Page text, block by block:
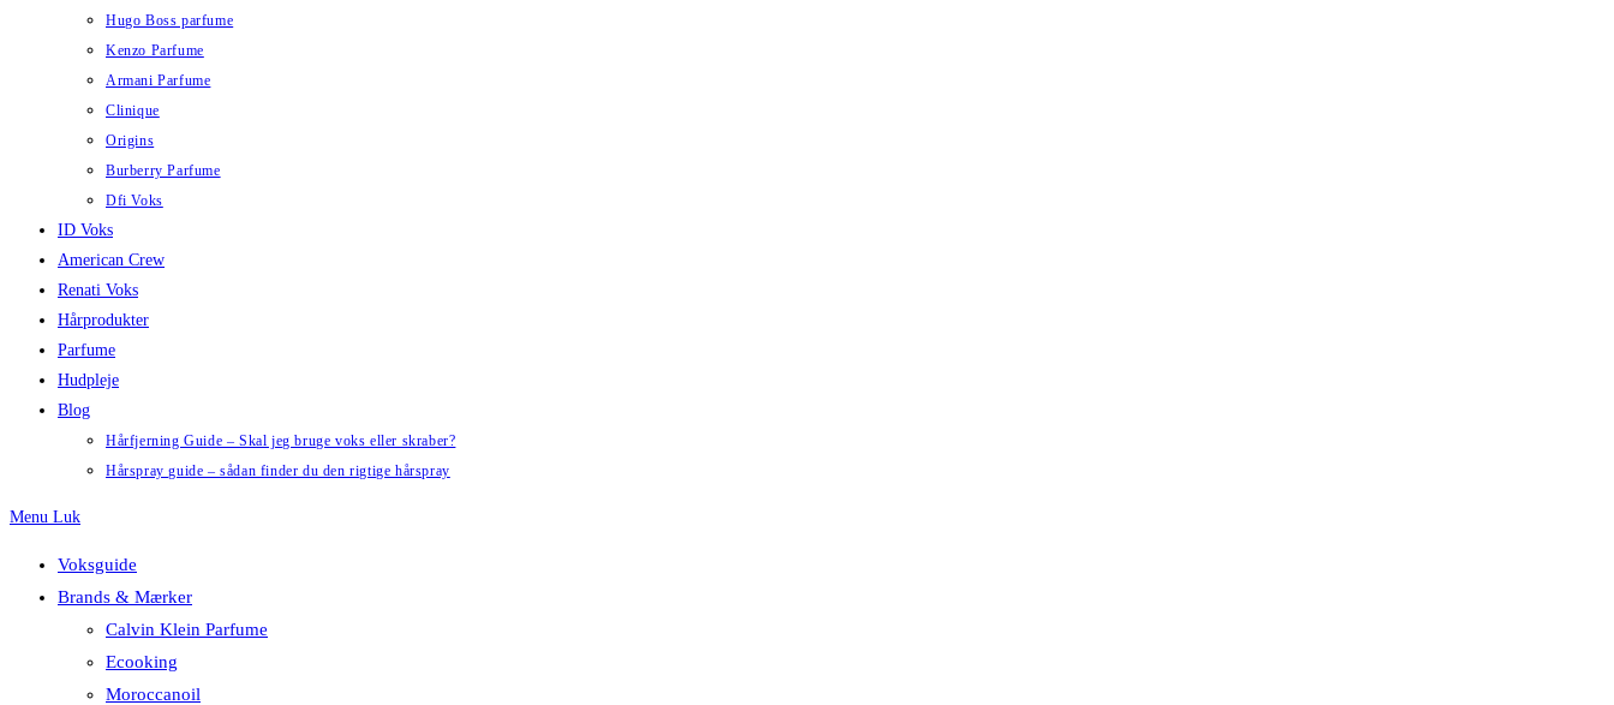
Hugo Boss parfume
Kenzo Parfume
Armani Parfume
Clinique
Origins
Burberry Parfume
Dfi Voks
ID Voks
American Crew
Renati Voks
Hårprodukter
Parfume
Hudpleje
Blog
Hårfjerning Guide – Skal jeg bruge voks eller skraber?
Hårspray guide – sådan finder du den rigtige hårspray
Menu Luk
Voksguide
Brands & Mærker
Calvin Klein Parfume
Ecooking
Moroccanoil